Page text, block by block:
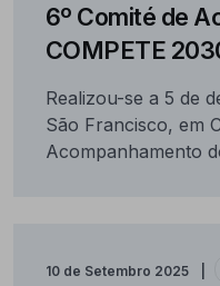
6º Comité de
COMPETE
Realizou-se a 5 de
São Francisco, em
Acompanhamento
10 de Setembro 2025